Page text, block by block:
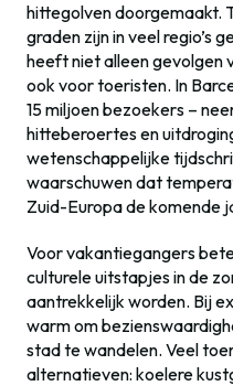
hittegolven doorgemaakt.
graden zijn in veel regio’s
heeft niet alleen gevolgen
ook voor toeristen. In
15 miljoen bezoekers –
hitteberoertes en
wetenschappelijke
waarschuwen dat
Zuid-Europa de komende
Voor vakantiegangers
culturele uitstapjes in de
aantrekkelijk worden. Bij
warm om
stad te wandelen. Veel
alternatieven: koelere